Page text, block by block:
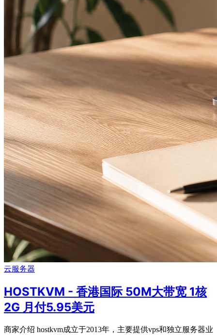
云服务器
HOSTKVM - 香港国际 50M大带宽 1核
2G 月付5.95美元
商家介绍 hostkvm成立于2013年，主要提供vps和独立服务器业